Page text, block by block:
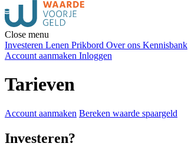
Close menu
Investeren Lenen Prikbord Over ons Kennisbank
Account aanmaken Inloggen
Tarieven
Account aanmaken Bereken waarde spaargeld
Investeren?